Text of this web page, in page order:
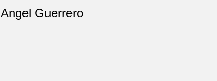
Angel Guerrero